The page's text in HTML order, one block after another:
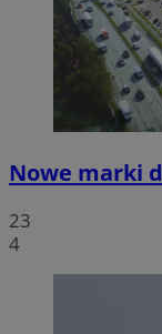
Nowe marki
23
4